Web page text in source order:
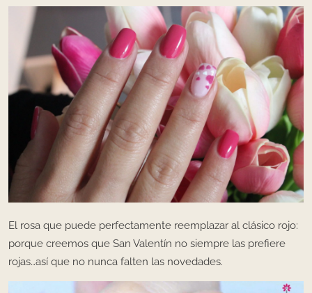
El rosa que puede perfectamente reemplazar al clásico rojo:
porque creemos que San Valentín no siempre las prefiere
rojas…así que no nunca falten las novedades.